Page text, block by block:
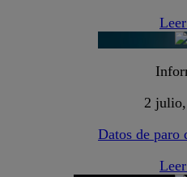
Leer
2
Datos de paro
Leer